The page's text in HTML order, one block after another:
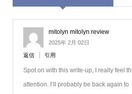
mitolyn mitolyn review
2025年 2月 02日
返信 引用
Spot on with this write-up, I really feel
attention. I’ll probably be back again to